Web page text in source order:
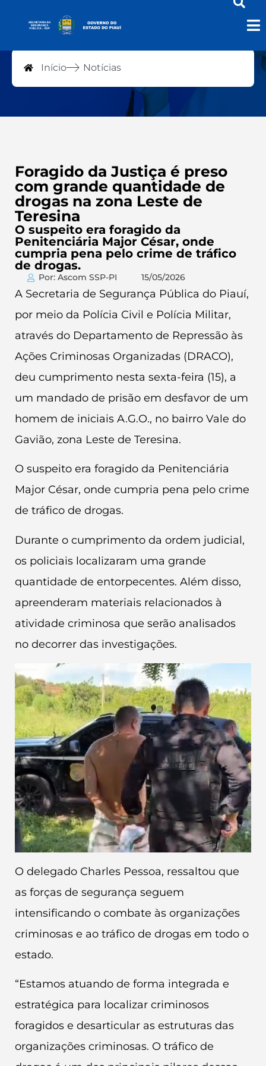
Notícias
Início Notícias
Foragido da Justiça é preso
com grande quantidade de
drogas na zona Leste de
Teresina
O suspeito era foragido da
Penitenciária Major César, onde
cumpria pena pelo crime de tráfico
de drogas.
Por: Ascom SSP-PI 15/05/2026
A Secretaria de Segurança Pública do Piauí,
por meio da Polícia Civil e Polícia Militar,
através do Departamento de Repressão às
Ações Criminosas Organizadas (DRACO),
deu cumprimento nesta sexta-feira (15), a
um mandado de prisão em desfavor de um
homem de iniciais A.G.O., no bairro Vale do
Gavião, zona Leste de Teresina.
O suspeito era foragido da Penitenciária
Major César, onde cumpria pena pelo crime
de tráfico de drogas.
Durante o cumprimento da ordem judicial,
os policiais localizaram uma grande
quantidade de entorpecentes. Além disso,
apreenderam materiais relacionados à
atividade criminosa que serão analisados
no decorrer das investigações.
O delegado Charles Pessoa, ressaltou que
as forças de segurança seguem
intensificando o combate às organizações
criminosas e ao tráfico de drogas em todo o
estado.
“Estamos atuando de forma integrada e
estratégica para localizar criminosos
foragidos e desarticular as estruturas das
organizações criminosas. O tráfico de